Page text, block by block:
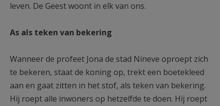
leven. De Geest woont in elk van ons.
As als teken van bekering
Wanneer de profeet Jona de stad Nineve oproept zich
te bekeren, staat de koning op, trekt een boetekleed
aan en gaat zitten in het stof, als teken van bekering.
Hij roept alle inwoners op hetzelfde te doen. Hij roept